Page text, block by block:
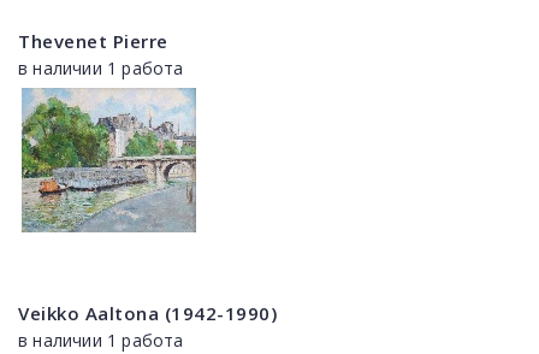
Thevenet Pierre
в наличии 1 работа
Veikko Aaltona (1942-1990)
в наличии 1 работа